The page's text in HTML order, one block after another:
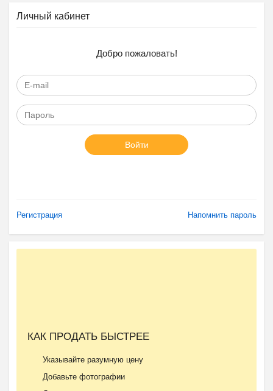
Личный кабинет
Добро пожаловать!
Войти
Регистрация Напомнить пароль
КАК ПРОДАТЬ БЫСТРЕЕ
Указывайте разумную цену
Добавьте фотографии